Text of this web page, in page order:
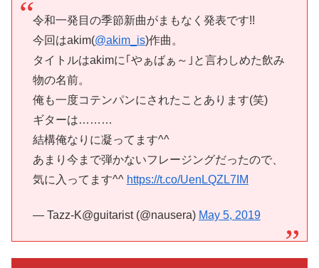
令和一発目の季節新曲がまもなく発表です!!
今回はakim(@akim_is)作曲。
タイトルはakimに｢やぁばぁ～｣と言わしめた飲み
物の名前。
俺も一度コテンパンにされたことあります(笑)
ギターは………
結構俺なりに凝ってます^^
あまり今まで弾かないフレージングだったので、
気に入ってます^^ https://t.co/UenLQZL7IM
— Tazz-K@guitarist (@nausera) May 5, 2019